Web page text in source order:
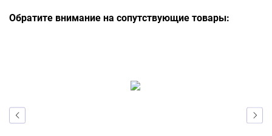
Обратите внимание на сопутствующие товары: